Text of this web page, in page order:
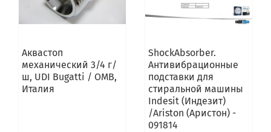
Аквастоп
механический 3/4 г/
ш, UDI Bugatti / OMB,
Италия
ShockAbsorber.
Антивибрационные
подставки для
стиральной машины
Indesit (Индезит)
/Ariston (Аристон) -
091814